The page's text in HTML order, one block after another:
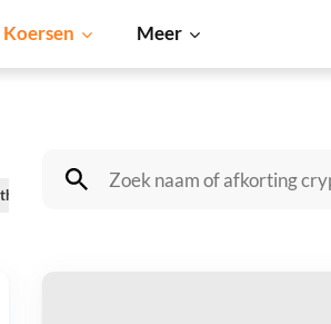
Koersen Meer
Cardano Dogecoin